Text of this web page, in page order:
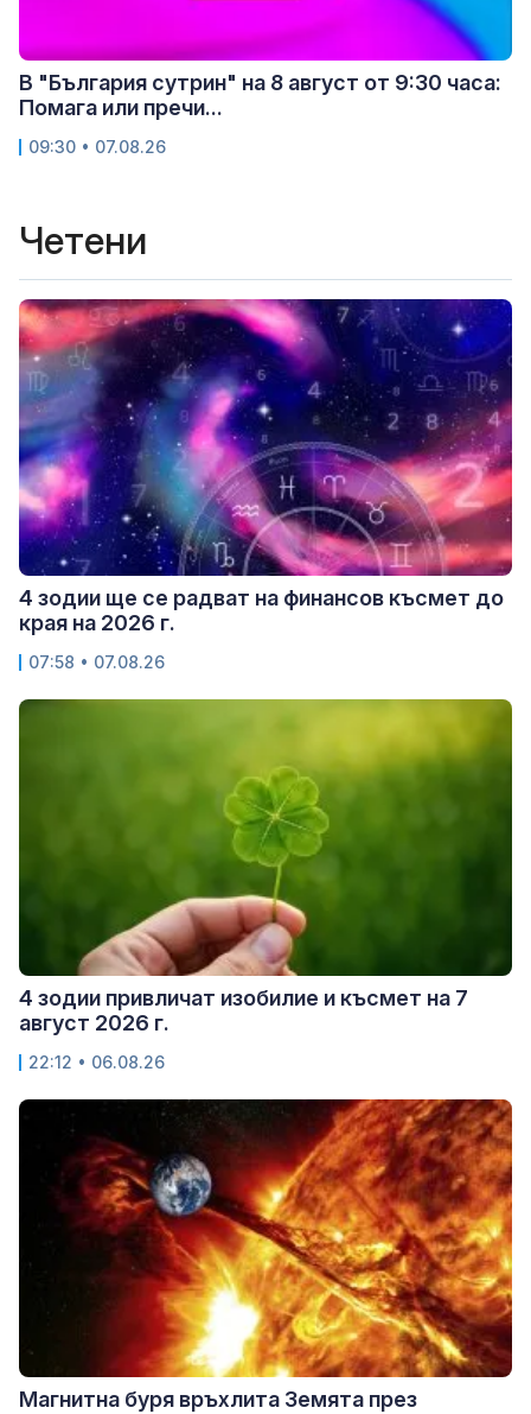
В "България сутрин" на 8 август от 9:30 часа:
Помага или пречи...
09:30 • 07.08.26
Четени
4 зодии ще се радват на финансов късмет до
края на 2026 г.
07:58 • 07.08.26
4 зодии привличат изобилие и късмет на 7
август 2026 г.
22:12 • 06.08.26
Магнитна буря връхлита Земята през